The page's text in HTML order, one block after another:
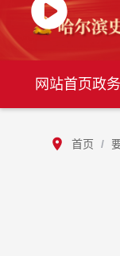
网站首页政
首页 /